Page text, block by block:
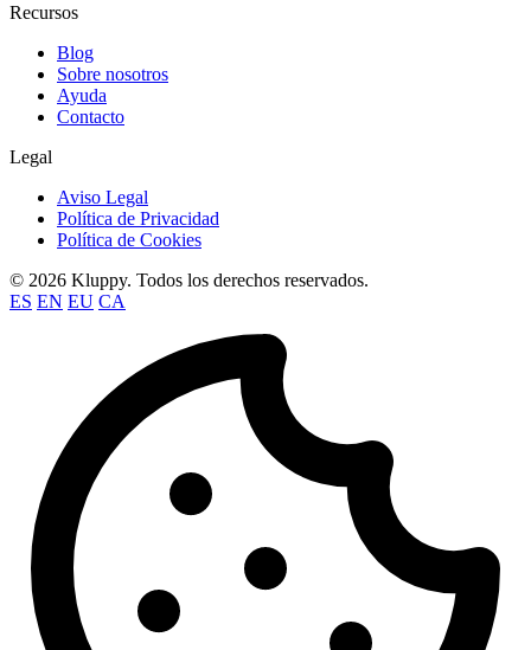
Recursos
Blog
Sobre nosotros
Ayuda
Contacto
Legal
Aviso Legal
Política de Privacidad
Política de Cookies
© 2026 Kluppy. Todos los derechos reservados.
ES EN EU CA